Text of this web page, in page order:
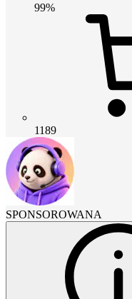
99%
1189
SPONSOROWANA